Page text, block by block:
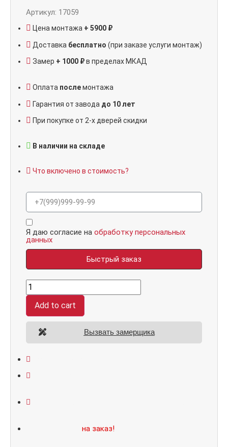
Артикул: 17059
Цена монтажа + 5900 ₽
Доставка бесплатно (при заказе услуги монтаж)
Замер + 1000 ₽в пределах МКАД
Оплата послемонтажа
Гарантия от завода до 10 лет
При покупке от 2-х дверей скидки
В наличии на складе
Что включено в стоимость?
Я даю согласие на обработку персональных
данных
Быстрый заказ
Нанорельеф,
панель
084
зеркало
макси
бок
тонированное
мм
Add to cart
Вызвать замерщика
на заказ!